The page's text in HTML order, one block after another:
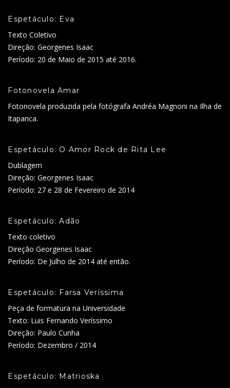
Espetáculo: Eva
Texto Coletivo
Direção: Georgenes Isaac
Período: 20 de Maio de 2015 até 2016.
Fotonovela Amar
Fotonovela produzida pela fotógrafa Andréa Magnoni na Ilha de
Itaparica.
Espetáculo: O Amor Rock de Rita Lee
Dublagem
Direção: Georgenes Isaac
Período: 27 e 28 de Fevereiro de 2014
Espetáculo: Adão
Texto coletivo
Direção Georgenes Isaac
Período: De Julho de 2014 até então.
Espetáculo: Farsa Veríssima
Peça de formatura na Universidade
Texto: Luis Fernando Veríssimo
Direção: Paulo Cunha
Período: Dezembro / 2014
Espetáculo: Matrioska